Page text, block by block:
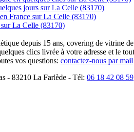
jours sur La Celle (83170)
France sur La Celle (83170)
La Celle (83170)
depuis 15 ans, covering de vitrine
clics livrée à votre adresse et le
vos questions: contactez-nous par mail
- 83210 La Farlède - Tél: 06 18 42 08 59